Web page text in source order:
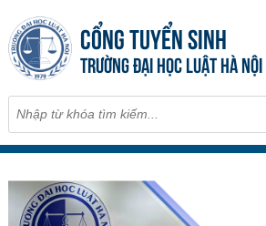
CỔNG TUYỂN SINH
TRƯỜNG ĐẠI HỌC LUẬT HÀ NỘI